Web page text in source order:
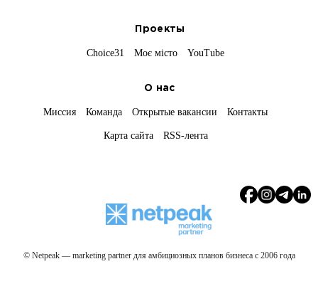
Проекты
Choice31 Моє місто YouTube
О нас
Миссия Команда Открытые вакансии Контакты
Карта сайта RSS-лента
© Netpeak — marketing partner для амбициозных планов бизнеса с 2006 года